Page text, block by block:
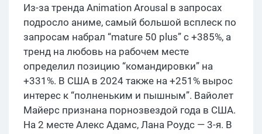
Из-за тренда Animation Arousal в запросах
подросло аниме, самый большой всплеск по
запросам набрал “mature 50 plus” с +385%, а
тренд на любовь на рабочем месте
определил позицию “командировки” на
+331%. В США в 2024 также на +251% вырос
интерес к “полненьким и пышным”. Вайолет
Майерс признана порнозвездой года в США.
На 2 месте Алекс Адамс, Лана Роудс — 3-я. В